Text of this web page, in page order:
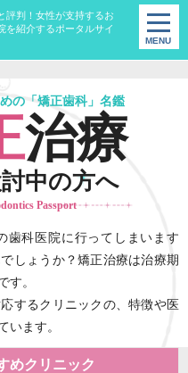
評判！女性が支持するお
を紹介するポータルサイ
の「矯正歯科」名鑑
治療
中の方へ
Passport
歯科医院に行ってしまいます
しょうか？矯正治療は治療期
す。
するクリニックの、特徴や医
います。
めクリニック